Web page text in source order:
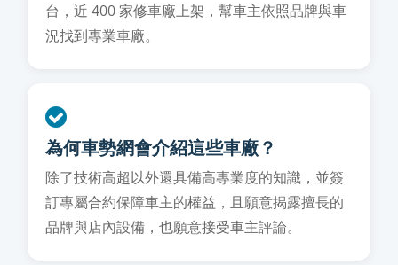
台，近 400 家修車廠上架，幫車主依照品牌與車
況找到專業車廠。
為何車勢網會介紹這些車廠？
除了技術高超以外還具備高專業度的知識，並簽
訂專屬合約保障車主的權益，且願意揭露擅長的
品牌與店內設備，也願意接受車主評論。